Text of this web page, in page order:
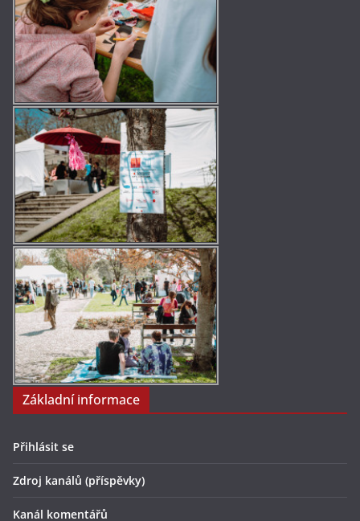
Základní informace
Přihlásit se
Zdroj kanálů (příspěvky)
Kanál komentářů